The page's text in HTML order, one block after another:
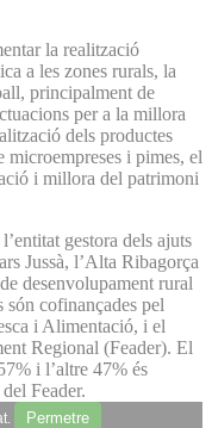
la realització
a les zones rurals, la
principalment de
per a la millora
dels productes
microempreses i pimes, el
i millora del patrimoni
gestora dels ajuts
Jussà, l’Alta Ribagorça
desenvolupament rural
són cofinançades pel
i Alimentació, i el
Regional (Feader). El
i l’altre 47% és
Feader.
Permetre